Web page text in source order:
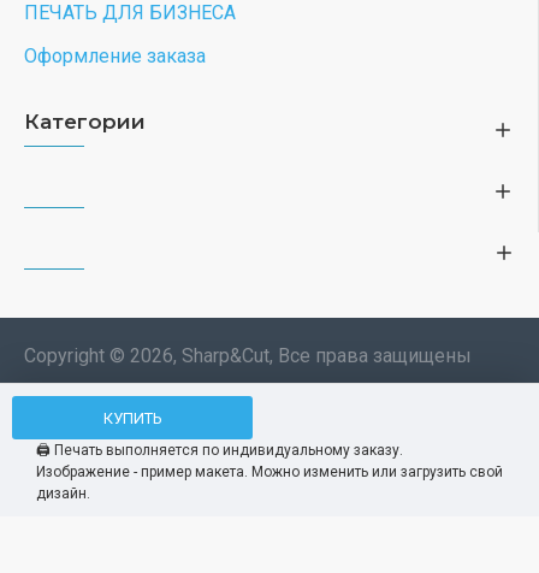
КУПИТЬ
🖨️ Печать выполняется по индивидуальному заказу.
Изображение - пример макета. Можно изменить или загрузить свой
дизайн.
ПЕЧАТЬ ДЛЯ БИЗНЕСА
Оформление заказа
Категории
Copyright © 2026, Sharp&Cut, Все права защищены
Типография. 🖨️ Печать всех
изделий по индивидуальному
заказу. Изображения —
демонстрационные макеты.
Мы используем файлы cookie, чтобы вам
было удобнее пользоваться нашим сайтом.
Продолжая использование сайта, вы
соглашаетесь c использованием нами
Принять